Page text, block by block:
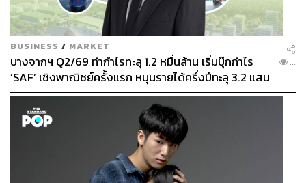
แต่ภายใต้ความไร้สาระเหล่านี้ กลับสะท้อนความล้มเหลว
และไร้ประสิทธิภาพในการบริหารจัดการสถานการณ์ของรัฐ
ได้เป็นอย่างดี
พิสูจน์อักษร: ภาวิกา ขันติศรีสกุล
อ้างอิง:
ทวีศักดิ์ เผือกสม, พิมพ์ครั้งที่ 2, เชื้อโรค ร่างกาย และรัฐ
เวชกรรม ประวัติศาสตร์การแพทย์สมัยใหม่ในสังคม
ไทย, กรุงเทพฯ: Illumination Editions, 2561.
นิธิ เอียวศรีวงศ์, ลัทธิพิธีเสด็จพ่อ ร.5, กรุงเทพฯ: มติชน,
BUSINESS / MARKET
บางจากฯ Q2/69 ทำกำไรทะลุ 1.2 หมื่นล้าน เริ่มบุ๊กกำไร
‘SAF’ เชิงพาณิชย์ครั้งแรก หนุนรายได้ครึ่งปีทะลุ 3.2 แสน
ล้าน
...